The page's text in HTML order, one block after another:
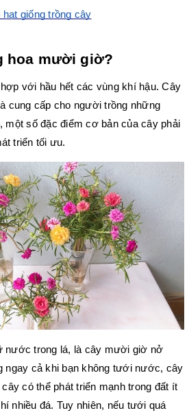
hạt giống trồng cây
hoa mười giờ?
với hầu hết các vùng khí hậu. Cây
cung cấp cho người trồng những
một số đặc điểm cơ bản của cây phải
triển tối ưu.
nước trong lá, là cây mười giờ nở
ngay cả khi bạn không tưới nước, cây
có thể phát triển mạnh trong đất ít
nhiều đá. Tuy nhiên, nếu tưới quá